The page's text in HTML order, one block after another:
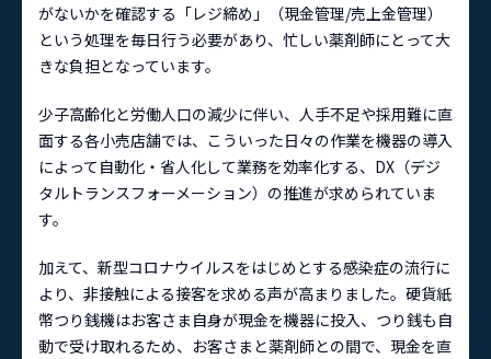
がないかを確認する「レジ締め」（現金管理/売上金管理）
という処理を毎日行う必要があり、忙しい薬剤師にとって大
きな負担となっています。
少子高齢化と労働人口の減少に伴い、人手不足や採用難に直
面する各小売店舗では、こういった日々の作業を機器の導入
によって自動化・省人化して業務を効率化する、DX（デジ
タルトランスフォーメーション）の推進が求められていま
す。
加えて、新型コロナウイルスをはじめとする感染症の流行に
より、非接触による接客を求める声が高まりました。硬貨紙
幣つり銭機はお客さま自身が現金を機器に投入、つり銭も自
動で受け取れるため、お客さまと薬剤師との間で、現金を直